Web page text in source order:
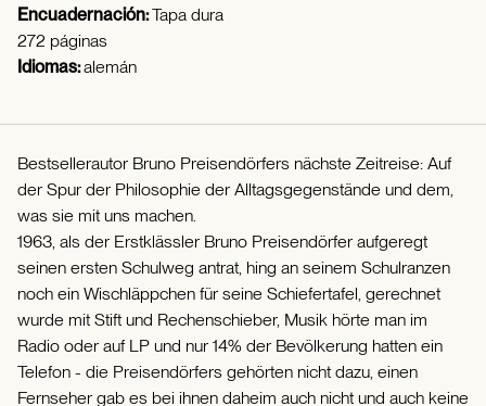
Encuadernación:Tapa dura
272 páginas
Idiomas:alemán
Bestsellerautor Bruno Preisendörfers nächste Zeitreise: Auf
der Spur der Philosophie der Alltagsgegenstände und dem,
was sie mit uns machen.
1963, als der Erstklässler Bruno Preisendörfer aufgeregt
seinen ersten Schulweg antrat, hing an seinem Schulranzen
noch ein Wischläppchen für seine Schiefertafel, gerechnet
wurde mit Stift und Rechenschieber, Musik hörte man im
Radio oder auf LP und nur 14% der Bevölkerung hatten ein
Telefon - die Preisendörfers gehörten nicht dazu, einen
Fernseher gab es bei ihnen daheim auch nicht und auch keine